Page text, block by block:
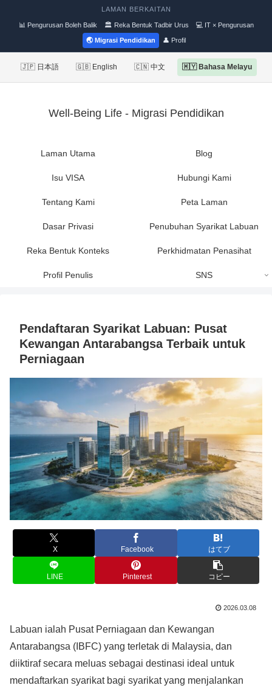
LAMAN BERKAITAN
📊 Pengurusan Boleh Balik 🏛 Reka Bentuk Tadbir Urus 💻 IT × Pengurusan
🌏 Migrasi Pendidikan 👤 Profil
🇯🇵 日本語 🇬🇧 English 🇨🇳 中文 🇲🇾 Bahasa Melayu
Well-Being Life - Migrasi Pendidikan
Laman Utama Blog
Isu VISA Hubungi Kami
Tentang Kami Peta Laman
Dasar Privasi Penubuhan Syarikat Labuan
Reka Bentuk Konteks Perkhidmatan Penasihat
Profil Penulis SNS
Pendaftaran Syarikat Labuan: Pusat
Kewangan Antarabangsa Terbaik untuk
Perniagaan
X Facebook はてブ
LINE Pinterest コピー
2026.03.08
Labuan ialah Pusat Perniagaan dan Kewangan
Antarabangsa (IBFC) yang terletak di Malaysia, dan
diiktiraf secara meluas sebagai destinasi ideal untuk
mendaftarkan syarikat bagi syarikat yang menjalankan